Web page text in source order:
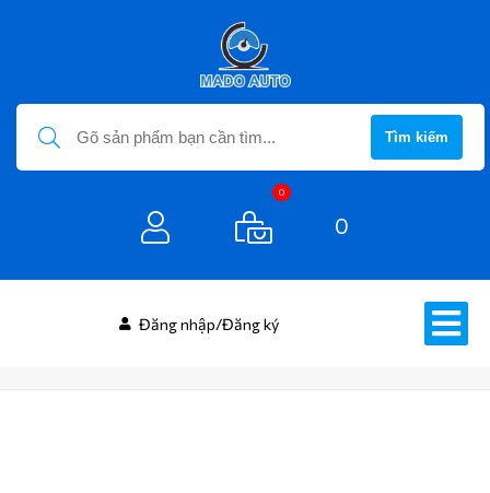
Tìm kiếm
0
0
Đăng nhập/Đăng ký